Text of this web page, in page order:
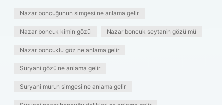
Nazar boncuğunun simgesi ne anlama gelir
Nazar boncuk kimin gözü Nazar boncuk seytanin gözü mü
Nazar boncuklu göz ne anlama gelir
Süryani gözü ne anlama gelir
Suryani murun simgesi ne anlama gelir